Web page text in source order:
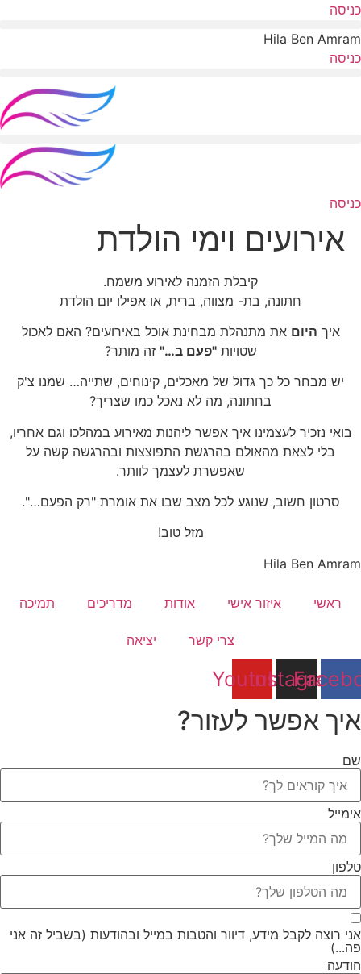
דלג
כניסה
Hila Ben Amram
כניסה
כניסה
אירועים וימי הולדת
קיבלת הזמנה לאירוע משמח.
חתונה, בת- מצווה, ברית, או אפילו יום הולדת
איך היום את מתנהלת מבחינת אוכל באירועים? האם לאכול
שטויות"פעם ב…" זה מותר?
יש מבחר כל כך גדול של מאכלים, קינוחים, שתייה… שמנו צ'ק
בחתונה, מה לא נאכל כמו שצריך?
בואי נזכיר לעצמינו איך אפשר ליהנות מאירוע במהלכו וגם אחריו,
בלי לצאת מהאולם בהרגשת התפוצצות ובהרגשה קשה על
שאפשרת לעצמך לוותר.
סרטון חשוב, שנוגע לכל מצב שבו את אומרת "רק הפעם…".
מזל טוב!
Hila Ben Amram
ראשי איזור אישי אודות מדריכים תמיכה
צרי קשר יציאה
Instagram
Youtube
איך אפשר לעזור?
שם
אימייל
טלפון
אני רוצה לקבל מידע, דיוור והטבות במייל ובהודעות (בשביל זה אני
פה...)
הודעה